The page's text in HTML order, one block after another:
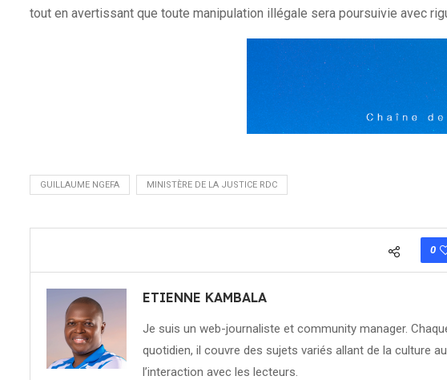
tout en avertissant que toute manipulation illégale sera poursuivie avec
GUILLAUME NGEFA MINISTÈRE DE LA JUSTICE RDC
0
ETIENNE KAMBALA
Je suis un web-journaliste et community manager.
quotidien, il couvre des sujets variés allant de la culture
l’interaction avec les lecteurs.